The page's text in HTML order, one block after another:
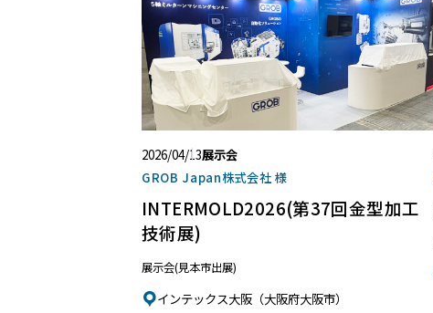
2026/04/13展示会
GROB Japan株式会社 様
INTERMOLD2026(第37回金型加工
技術展)
展示会(見本市出展)
インテックス大阪（大阪府大阪市）